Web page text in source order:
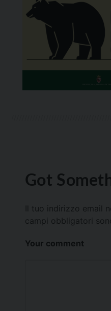
Got
Il tuo indirizzo email
campi obbligatori
Your comment